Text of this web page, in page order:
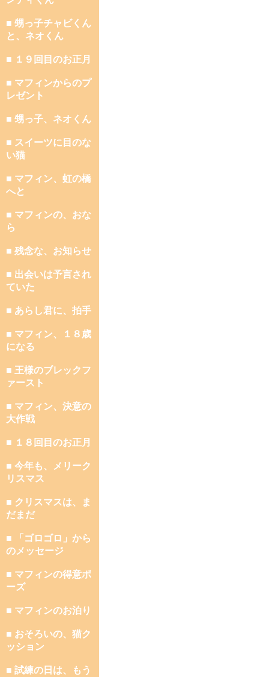
■ 甥っ子チャビくん
と、ネオくん
■ １９回目のお正月
■ マフィンからのプ
レゼント
■ 甥っ子、ネオくん
■ スイーツに目のな
い猫
■ マフィン、虹の橋
へと
■ マフィンの、おな
ら
■ 残念な、お知らせ
■ 出会いは予言され
ていた
■ あらし君に、拍手
■ マフィン、１８歳
になる
■ 王様のブレックフ
ァースト
■ マフィン、決意の
大作戦
■ １８回目のお正月
■ 今年も、メリーク
リスマス
■ クリスマスは、ま
だまだ
■ 「ゴロゴロ」から
のメッセージ
■ マフィンの得意ポ
ーズ
■ マフィンのお泊り
■ おそろいの、猫ク
ッション
■ 試練の日は、もう